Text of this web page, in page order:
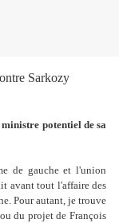
Sarkozy
potentiel de sa
de gauche et l'union
avant tout l'affaire des
Pour autant, je trouve
du projet de François